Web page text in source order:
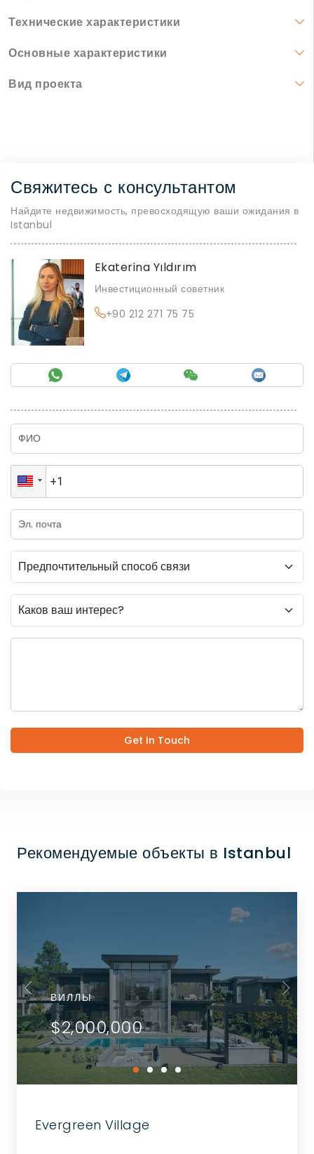
Технические характеристики
Основные характеристики
Вид проекта
Свяжитесь с консультантом
Найдите недвижимость, превосходящую ваши ожидания в
Istanbul
Ekaterina Yıldırım
Инвестиционный советник
+90 212 271 75 75
Get In Touch
Рекомендуемые объекты в Istanbul
ВИЛЛЫ
$2,000,000
Evergreen Village